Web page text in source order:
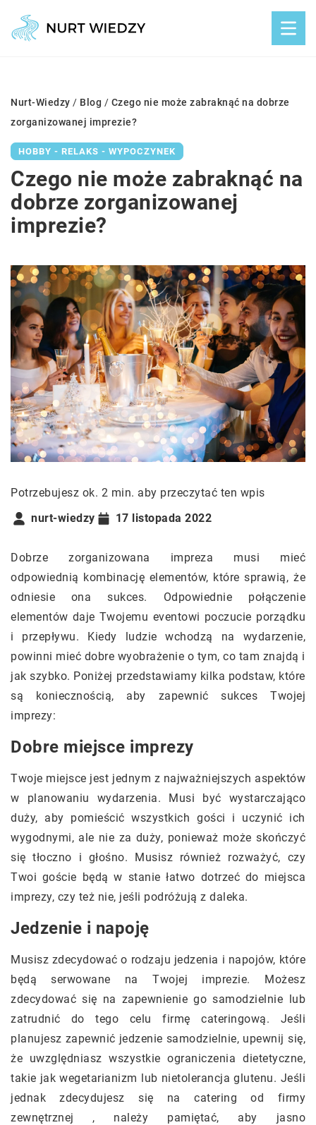
Nurt-Wiedzy / Blog / Czego nie może zabraknąć na dobrze
zorganizowanej imprezie?
HOBBY - RELAKS - WYPOCZYNEK
Czego nie może zabraknąć na
dobrze zorganizowanej
imprezie?
Potrzebujesz ok. 2 min. aby przeczytać ten wpis
nurt-wiedzy
17 listopada 2022
Dobrze zorganizowana impreza musi mieć
odpowiednią kombinację elementów, które sprawią, że
odniesie ona sukces. Odpowiednie połączenie
elementów daje Twojemu eventowi poczucie porządku
i przepływu. Kiedy ludzie wchodzą na wydarzenie,
powinni mieć dobre wyobrażenie o tym, co tam znajdą i
jak szybko. Poniżej przedstawiamy kilka podstaw, które
są koniecznością, aby zapewnić sukces Twojej
imprezy:
Dobre miejsce imprezy
Twoje miejsce jest jednym z najważniejszych aspektów
w planowaniu wydarzenia. Musi być wystarczająco
duży, aby pomieścić wszystkich gości i uczynić ich
wygodnymi, ale nie za duży, ponieważ może skończyć
się tłoczno i głośno. Musisz również rozważyć, czy
Twoi goście będą w stanie łatwo dotrzeć do miejsca
imprezy, czy też nie, jeśli podróżują z daleka.
Jedzenie i napoję
Musisz zdecydować o rodzaju jedzenia i napojów, które
będą serwowane na Twojej imprezie. Możesz
zdecydować się na zapewnienie go samodzielnie lub
zatrudnić do tego celu firmę cateringową. Jeśli
planujesz zapewnić jedzenie samodzielnie, upewnij się,
że uwzględniasz wszystkie ograniczenia dietetyczne,
takie jak wegetarianizm lub nietolerancja glutenu. Jeśli
jednak zdecydujesz się na catering od firmy
zewnętrznej , należy pamiętać, aby jasno